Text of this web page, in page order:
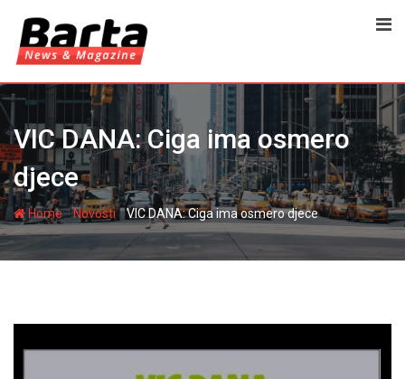
content
VIC DANA: Ciga ima osmero
djece
Home-Novosti-VIC DANA: Ciga ima osmero djece